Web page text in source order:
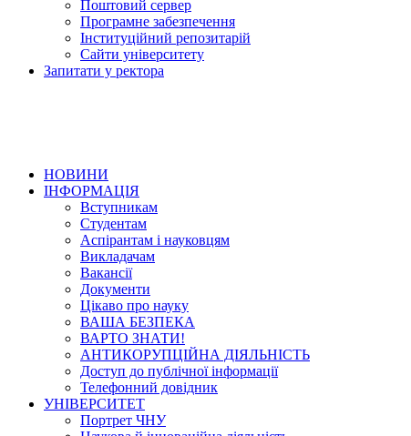
Поштовий сервер
Програмне забезпечення
Інституційний репозитарій
Сайти університету
Запитати у ректора
НОВИНИ
ІНФОРМАЦІЯ
Вступникам
Студентам
Аспірантам і науковцям
Викладачам
Вакансії
Документи
Цікаво про науку
ВАША БЕЗПЕКА
ВАРТО ЗНАТИ!
АНТИКОРУПЦІЙНА ДІЯЛЬНІСТЬ
Доступ до публічної інформації
Телефонний довідник
УНІВЕРСИТЕТ
Портрет ЧНУ